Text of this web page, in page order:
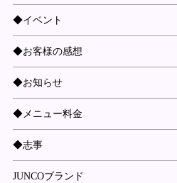
◆イベント
◆お客様の感想
◆お知らせ
◆メニュー料金
◆志事
JUNCOブランド